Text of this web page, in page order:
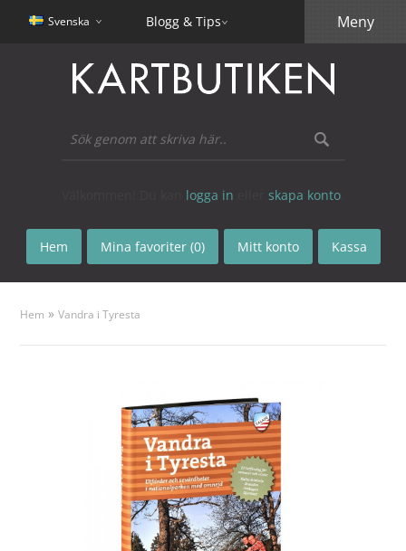
Svenska Blogg & Tips
logga in skapa konto
Hem Mina favoriter (0) Mitt konto Kassa
Meny
Hem »Vandra i Tyresta